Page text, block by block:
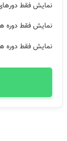
نمایش فقط
نمایش فقط دوره
نمایش فقط دوره